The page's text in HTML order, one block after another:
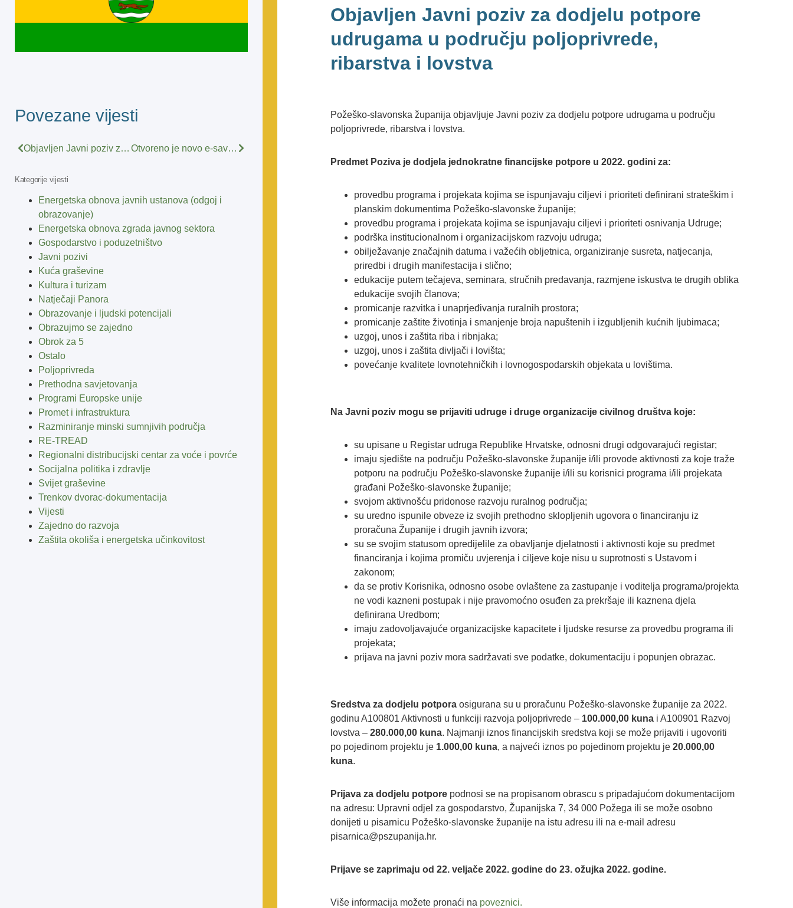
Povezane vijesti
Objavljen Javni poziv za financiranje programa i projekata udruga iz područja socijalne i zdravstvene skrbi i humanitarne djelatnosti, te zaštite i promicanja vrijednosti i istine o Domovinskom ratu od interesa za Požeško-slavonsku županiju u 2022. godini Otvoreno je novo e-savjetovanje – Nacrt natječaja za provedbu tipa operacije 4.1.1 „Restrukturiranje, modernizacija i povećanje konkurentnosti poljoprivrednih tipa gospodarstava“ – ulaganja u skladišne kapacitete za žitarice i uljarice
Kategorije vijesti
Energetska obnova javnih ustanova (odgoj i
obrazovanje)
Energetska obnova zgrada javnog sektora
Gospodarstvo i poduzetništvo
Javni pozivi
Kuća graševine
Kultura i turizam
Natječaji Panora
Obrazovanje i ljudski potencijali
Obrazujmo se zajedno
Obrok za 5
Ostalo
Poljoprivreda
Prethodna savjetovanja
Programi Europske unije
Promet i infrastruktura
Razminiranje minski sumnjivih područja
RE-TREAD
Regionalni distribucijski centar za voće i povrće
Socijalna politika i zdravlje
Svijet graševine
Trenkov dvorac-dokumentacija
Vijesti
Zajedno do razvoja
Zaštita okoliša i energetska učinkovitost
Objavljen Javni poziv za dodjelu potpore
udrugama u području poljoprivrede,
ribarstva i lovstva
Požeško-slavonska županija objavljuje Javni poziv za dodjelu potpore udrugama u području
poljoprivrede, ribarstva i lovstva.
Predmet Poziva je dodjela jednokratne financijske potpore u 2022. godini za:
provedbu programa i projekata kojima se ispunjavaju ciljevi i prioriteti definirani strateškim i
planskim dokumentima Požeško-slavonske županije;
provedbu programa i projekata kojima se ispunjavaju ciljevi i prioriteti osnivanja Udruge;
podrška institucionalnom i organizacijskom razvoju udruga;
obilježavanje značajnih datuma i važećih obljetnica, organiziranje susreta, natjecanja,
priredbi i drugih manifestacija i slično;
edukacije putem tečajeva, seminara, stručnih predavanja, razmjene iskustva te drugih oblika
edukacije svojih članova;
promicanje razvitka i unaprjeđivanja ruralnih prostora;
promicanje zaštite životinja i smanjenje broja napuštenih i izgubljenih kućnih ljubimaca;
uzgoj, unos i zaštita riba i ribnjaka;
uzgoj, unos i zaštita divljači i lovišta;
povećanje kvalitete lovnotehničkih i lovnogospodarskih objekata u lovištima.
Na Javni poziv mogu se prijaviti udruge i druge organizacije civilnog društva koje:
su upisane u Registar udruga Republike Hrvatske, odnosni drugi odgovarajući registar;
imaju sjedište na području Požeško-slavonske županije i/ili provode aktivnosti za koje traže
potporu na području Požeško-slavonske županije i/ili su korisnici programa i/ili projekata
građani Požeško-slavonske županije;
svojom aktivnošću pridonose razvoju ruralnog područja;
su uredno ispunile obveze iz svojih prethodno sklopljenih ugovora o financiranju iz
proračuna Županije i drugih javnih izvora;
su se svojim statusom opredijelile za obavljanje djelatnosti i aktivnosti koje su predmet
financiranja i kojima promiču uvjerenja i ciljeve koje nisu u suprotnosti s Ustavom i
zakonom;
da se protiv Korisnika, odnosno osobe ovlaštene za zastupanje i voditelja programa/projekta
ne vodi kazneni postupak i nije pravomoćno osuđen za prekršaje ili kaznena djela
definirana Uredbom;
imaju zadovoljavajuće organizacijske kapacitete i ljudske resurse za provedbu programa ili
projekata;
prijava na javni poziv mora sadržavati sve podatke, dokumentaciju i popunjen obrazac.
Sredstva za dodjelu potpora osigurana su u proračunu Požeško-slavonske županije za 2022.
godinu A100801 Aktivnosti u funkciji razvoja poljoprivrede – 100.000,00 kuna i A100901 Razvoj
lovstva –280.000,00 kuna. Najmanji iznos financijskih sredstva koji se može prijaviti i ugovoriti
po pojedinom projektu je 1.000,00 kuna, a najveći iznos po pojedinom projektu je20.000,00
kuna.
Prijava za dodjelu potpore podnosi se na propisanom obrascu s pripadajućom dokumentacijom
na adresu: Upravni odjel za gospodarstvo, Županijska 7, 34 000 Požega ili se može osobno
donijeti u pisarnicu Požeško-slavonske županije na istu adresu ili na e-mail adresu
pisarnica@pszupanija.hr.
Prijave se zaprimaju od 22. veljače 2022. godine do 23. ožujka 2022. godine.
Više informacija možete pronaći na poveznici.